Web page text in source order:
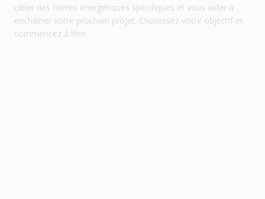
cibler des filières énergétiques spécifiques et vous aider à
enchaîner votre prochain projet. Choisissez votre objectif et
commencez à tirer.